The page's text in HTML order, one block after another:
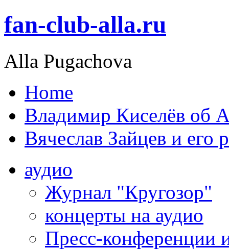
fan-club-alla.ru
Alla Pugachova
Home
Владимир Киселёв об
Вячеслав Зайцев и его
аудио
Журнал "Кругозор"
концерты на аудио
Пресс-конференции